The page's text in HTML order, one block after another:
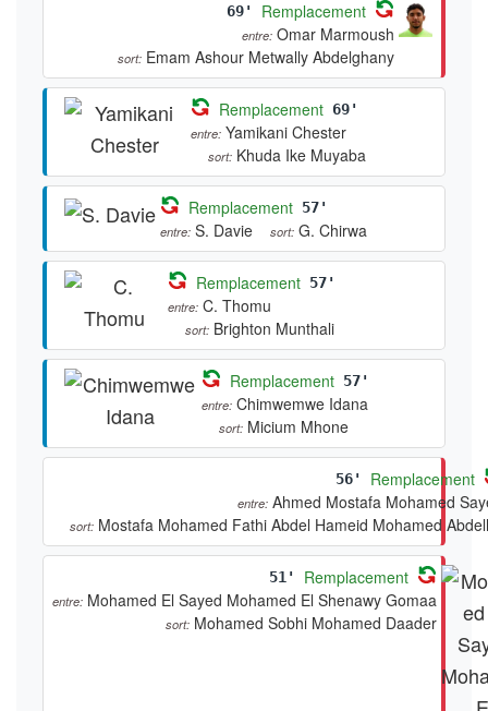
69' Remplacement
entre: Omar Marmoush
sort: Emam Ashour Metwally Abdelghany
Remplacement 69'
entre: Yamikani Chester
sort: Khuda Ike Muyaba
Remplacement 57'
entre: S. Davie sort: G. Chirwa
Remplacement 57'
entre: C. Thomu
sort: Brighton Munthali
Remplacement 57'
entre: Chimwemwe Idana
sort: Micium Mhone
56' Remplacement
entre: Ahmed Mostafa Mohamed
sort: Mostafa Mohamed Fathi Abdel Hameid Mohamed
51' Remplacement
entre: Mohamed El Sayed Mohamed El Shenawy Gomaa
sort: Mohamed Sobhi Mohamed Daader